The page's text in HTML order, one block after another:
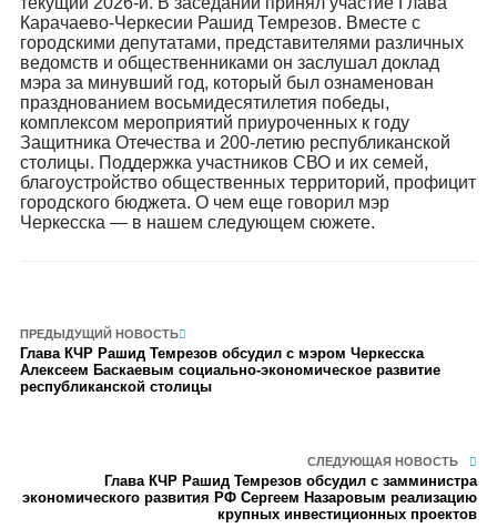
Карачаево-Черкесии Рашид Темрезов. Вместе с
городскими депутатами, представителями различных
ведомств и общественниками он заслушал доклад
мэра за минувший год, который был ознаменован
празднованием восьмидесятилетия победы,
комплексом мероприятий приуроченных к году
Защитника Отечества и 200-летию республиканской
столицы. Поддержка участников СВО и их семей,
благоустройство общественных территорий, профицит
городского бюджета. О чем еще говорил мэр
Черкесска — в нашем следующем сюжете.
ПРЕДЫДУЩИЙ НОВОСТЬ
Глава КЧР Рашид Темрезов обсудил с мэром Черкесска
Алексеем Баскаевым социально-экономическое развитие
республиканской столицы
СЛЕДУЮЩАЯ НОВОСТЬ
Глава КЧР Рашид Темрезов обсудил с замминистра
экономического развития РФ Сергеем Назаровым реализацию
крупных инвестиционных проектов